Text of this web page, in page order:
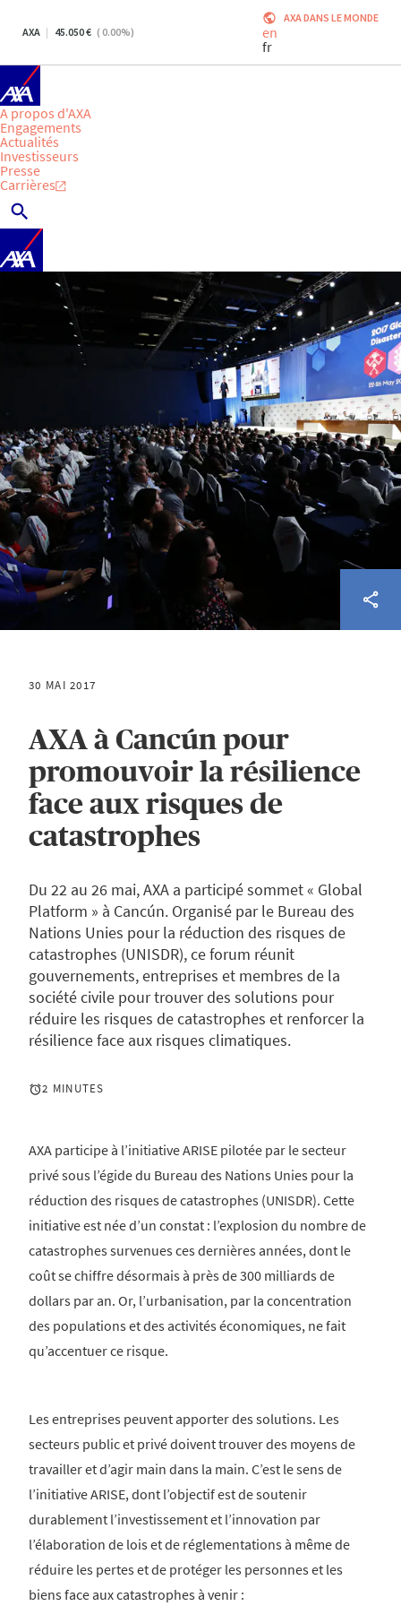
AXA 45.050 ( 0.00%)
AXA DANS LE MONDE
en
fr
A propos d'AXA
Engagements
Actualités
Investisseurs
Presse
Carrières
30 MAI 2017
AXA à Cancún pour
promouvoir la résilience
face aux risques de
catastrophes
Du 22 au 26 mai, AXA a participé sommet « Global
Platform » à Cancún. Organisé par le Bureau des
Nations Unies pour la réduction des risques de
catastrophes (UNISDR), ce forum réunit
gouvernements, entreprises et membres de la
société civile pour trouver des solutions pour
réduire les risques de catastrophes et renforcer la
résilience face aux risques climatiques.
2 MINUTES
AXA participe à l’initiative ARISE pilotée par le secteur
privé sous l’égide du Bureau des Nations Unies pour la
réduction des risques de catastrophes (UNISDR). Cette
initiative est née d’un constat : l’explosion du nombre de
catastrophes survenues ces dernières années, dont le
coût se chiffre désormais à près de 300 milliards de
dollars par an. Or, l’urbanisation, par la concentration
des populations et des activités économiques, ne fait
qu’accentuer ce risque.
Les entreprises peuvent apporter des solutions. Les
secteurs public et privé doivent trouver des moyens de
travailler et d’agir main dans la main. C’est le sens de
l’initiative ARISE, dont l’objectif est de soutenir
durablement l’investissement et l’innovation par
l’élaboration de lois et de réglementations à même de
réduire les pertes et de protéger les personnes et les
biens face aux catastrophes à venir :